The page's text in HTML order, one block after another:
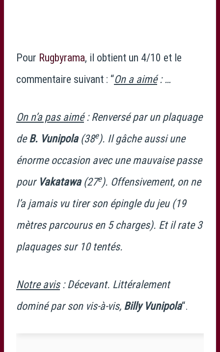
Pour Rugbyrama, il obtient un 4/10 et le
commentaire suivant : “On a aimé: …
On n’a pas aimé: Renversé par un plaquage
de B. Vunipola(38e). Il gâche aussi une
énorme occasion avec une mauvaise passe
pour Vakatawa(27e). Offensivement, on ne
l’a jamais vu tirer son épingle du jeu (19
mètres parcourus en 5 charges). Et il rate 3
plaquages sur 10 tentés.
Notre avis: Décevant. Littéralement
dominé par son vis-à-vis, Billy Vunipola“.